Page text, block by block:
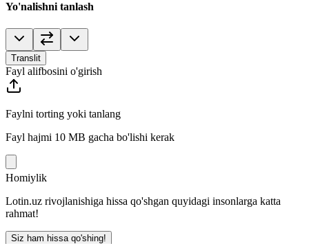
Yo'nalishni tanlash
Translit
Fayl alifbosini o'girish
Faylni torting yoki tanlang
Fayl hajmi 10 MB gacha bo'lishi kerak
Homiylik
Lotin.uz rivojlanishiga hissa qo'shgan quyidagi insonlarga katta
rahmat!
Siz ham hissa qo'shing!